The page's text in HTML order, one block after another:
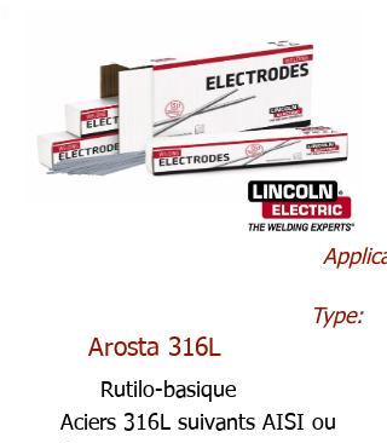
Type:
Arosta 316L
Rutilo-basique
Aciers 316L suivants AISI ou